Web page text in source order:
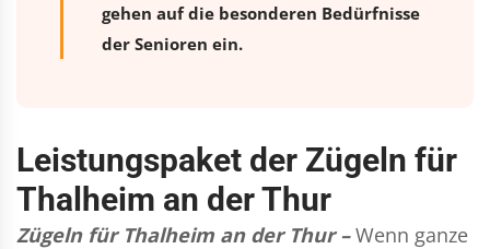
gehen auf die besonderen Bedürfnisse
der Senioren ein.
Leistungspaket der Zügeln für
Thalheim an der Thur
Zügeln für Thalheim an der Thur – Wenn ganze